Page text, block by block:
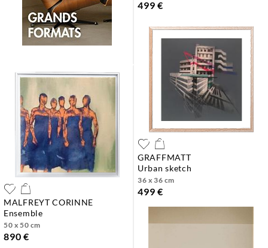
499 €
MALFREYT CORINNE
ensemble
50 x 50 cm
890 €
GRAFFMATT
urban sketch
36 x 36 cm
499 €